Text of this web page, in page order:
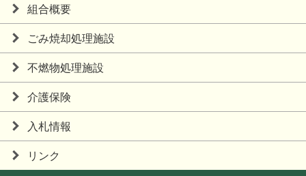
組合概要
ごみ焼却処理施設
不燃物処理施設
介護保険
入札情報
リンク